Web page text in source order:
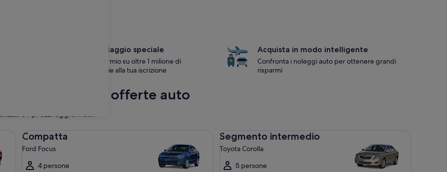
Concediti un viaggio speciale
10% o più di risparmio su oltre 1 milione di
noleggi auto grazie alla tua iscrizione
Acquista in modo intelligente
Confronta i noleggi auto per ottenere grandi
risparmi
alle migliori offerte auto
i prezzi aggiornati.
Compatta
Ford Focus
4 persone
Segmento intermedio
Toyota Corolla
5 persone